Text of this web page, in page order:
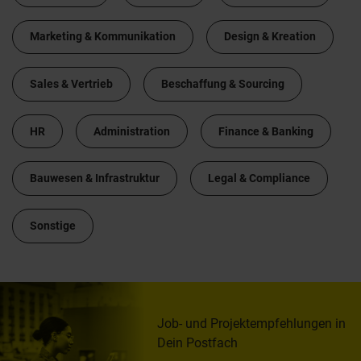
Marketing & Kommunikation Design & Kreation
Sales & Vertrieb Beschaffung & Sourcing
HR Administration Finance & Banking
Bauwesen & Infrastruktur Legal & Compliance
Sonstige
Job- und Projektempfehlungen in
Dein Postfach